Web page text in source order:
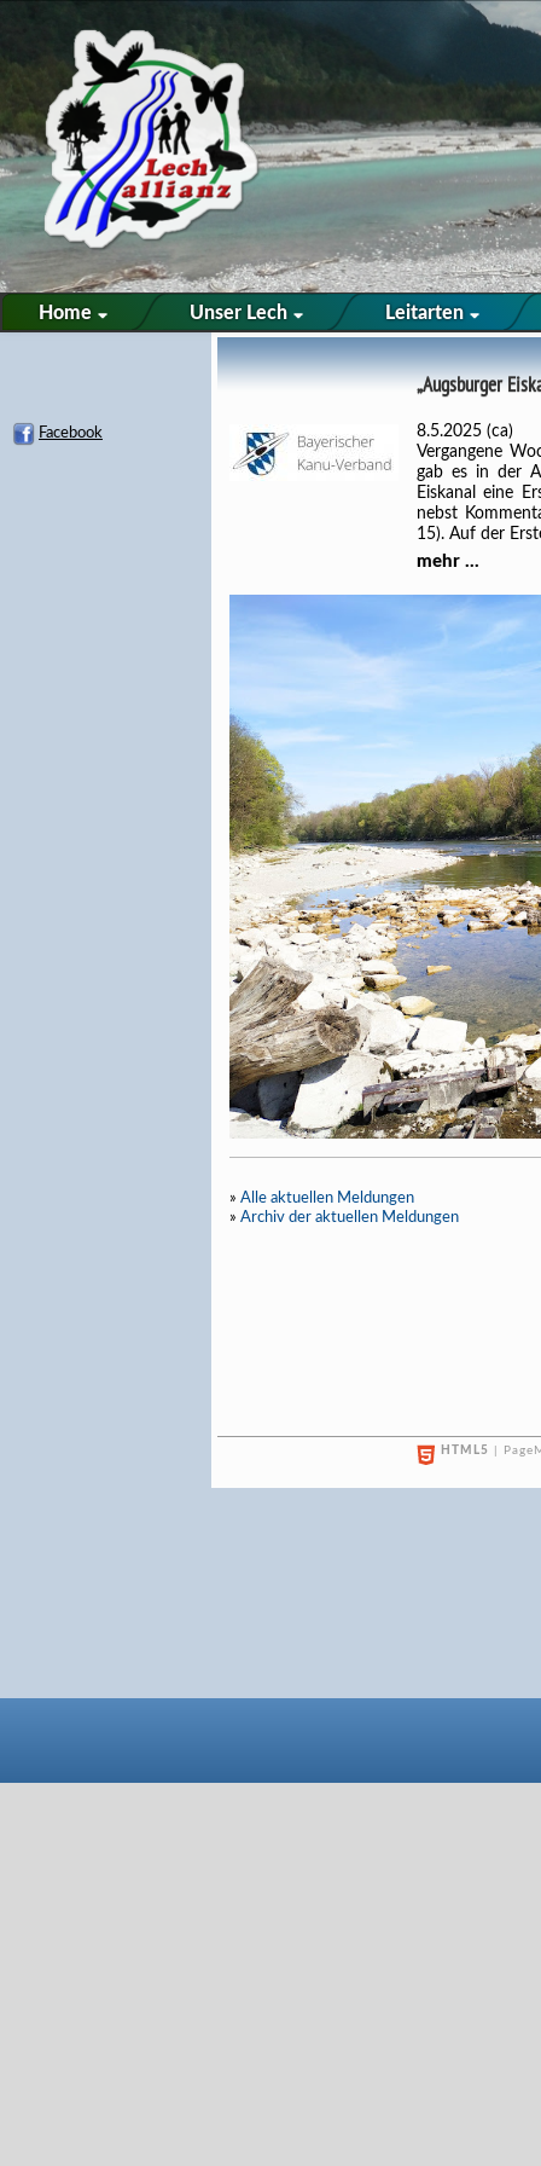
Home Unser Lech Leitarten
Facebook
„Augsburger
8.5.2025 (ca)
Vergangene
gab es in der
Eiskanal eine
nebst
15). Auf der
mehr ...
» Alle aktuellen Meldungen
» Archiv der aktuellen Meldungen
HTML5 |